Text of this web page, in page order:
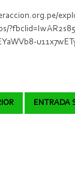
ENTRADA